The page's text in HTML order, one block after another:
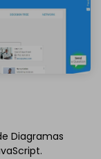
Diagramas